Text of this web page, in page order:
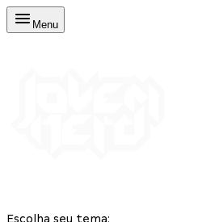
Menu
Escolha seu tema: